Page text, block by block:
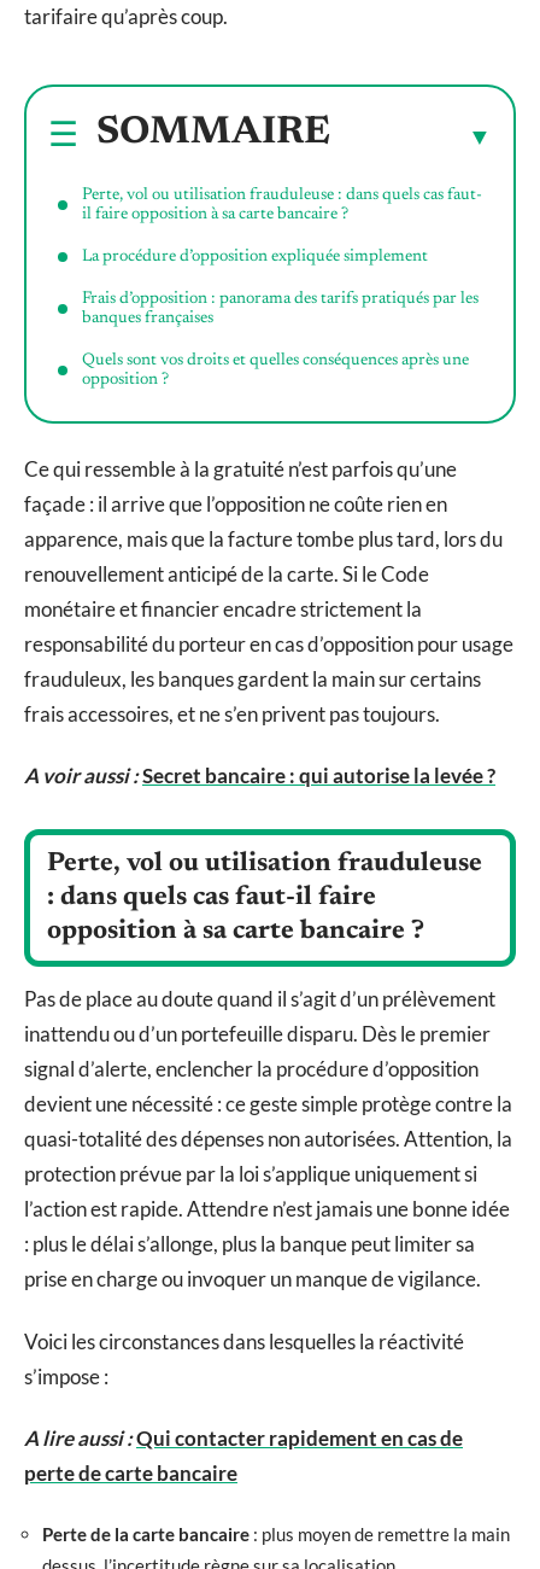
tarifaire qu’après coup.
SOMMAIRE
Perte, vol ou utilisation frauduleuse : dans quels cas faut-
il faire opposition à sa carte bancaire ?
La procédure d’opposition expliquée simplement
Frais d’opposition : panorama des tarifs pratiqués par les
banques françaises
Quels sont vos droits et quelles conséquences après une
opposition ?
Ce qui ressemble à la gratuité n’est parfois qu’une
façade : il arrive que l’opposition ne coûte rien en
apparence, mais que la facture tombe plus tard, lors du
renouvellement anticipé de la carte. Si le Code
monétaire et financier encadre strictement la
responsabilité du porteur en cas d’opposition pour usage
frauduleux, les banques gardent la main sur certains
frais accessoires, et ne s’en privent pas toujours.
A voir aussi :Secret bancaire : qui autorise la levée ?
Perte, vol ou utilisation frauduleuse
: dans quels cas faut-il faire
opposition à sa carte bancaire ?
Pas de place au doute quand il s’agit d’un prélèvement
inattendu ou d’un portefeuille disparu. Dès le premier
signal d’alerte, enclencher la procédure d’opposition
devient une nécessité : ce geste simple protège contre la
quasi-totalité des dépenses non autorisées. Attention, la
protection prévue par la loi s’applique uniquement si
l’action est rapide. Attendre n’est jamais une bonne idée
: plus le délai s’allonge, plus la banque peut limiter sa
prise en charge ou invoquer un manque de vigilance.
Voici les circonstances dans lesquelles la réactivité
s’impose :
A lire aussi :Qui contacter rapidement en cas de
perte de carte bancaire
Perte de la carte bancaire : plus moyen de remettre la main